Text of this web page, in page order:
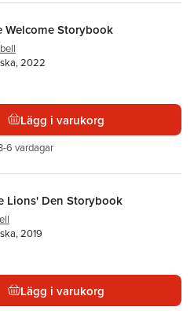
Welcome Storybook
2022
Lägg i varukorg
6 vardagar
Lions' Den Storybook
2019
Lägg i varukorg